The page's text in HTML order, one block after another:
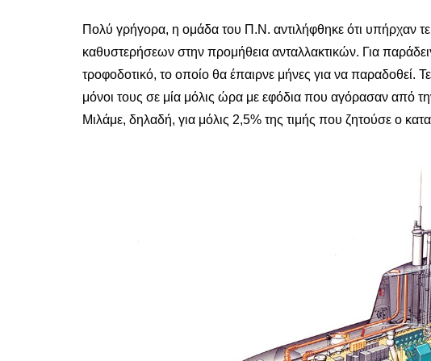
Πολύ γρήγορα, η ομάδα του Π.Ν. αντιλήφθηκε ότι υπήρχαν
καθυστερήσεων στην προμήθεια ανταλλακτικών. Για
τροφοδοτικό, το οποίο θα έπαιρνε μήνες για να παραδοθεί.
μόνοι τους σε μία μόλις ώρα με εφόδια που αγόρασαν από
Μιλάμε, δηλαδή, για μόλις 2,5% της τιμής που ζητούσε ο